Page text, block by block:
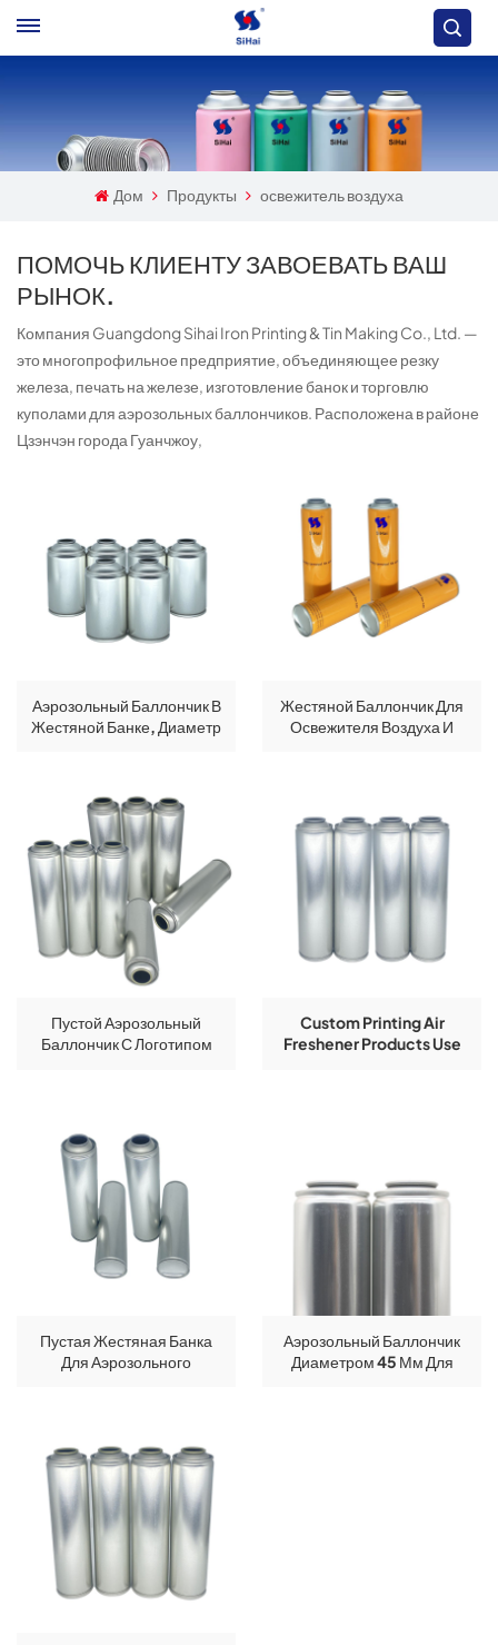
Дом Продукты освежитель воздуха
ПОМОЧЬ КЛИЕНТУ ЗАВОЕВАТЬ ВАШ
РЫНОК.
Компания Guangdong Sihai Iron Printing & Tin Making Co., Ltd. —
это многопрофильное предприятие, объединяющее резку
железа, печать на железе, изготовление банок и торговлю
куполами для аэрозольных баллончиков. Расположена в районе
Цзэнчэн города Гуанчжоу,
Аэрозольный Баллончик В
Жестяной Банке, Диаметр
Жестяной Баллончик Для
Освежителя Воздуха И
CMYK, Диаметр 52*195
Мм, Пустой Жестяной
Аэрозольный Баллончик.
Пустой Аэрозольный
Баллончик С Логотипом
Big Performance.
Custom Printing Air
Freshener Products Use
Пустая Жестяная Банка
Для Аэрозольного
Индивидуальной Печати.
Аэрозольный Баллончик
Диаметром 45 Мм Для